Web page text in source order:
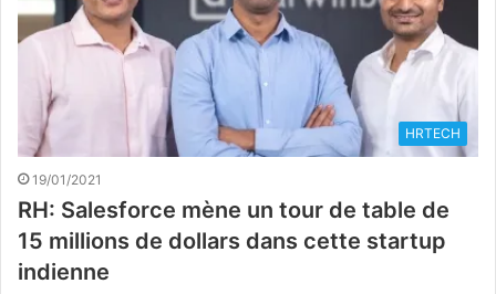
HRTECH
19/01/2021
RH: Salesforce mène un tour de table de
15 millions de dollars dans cette startup
indienne